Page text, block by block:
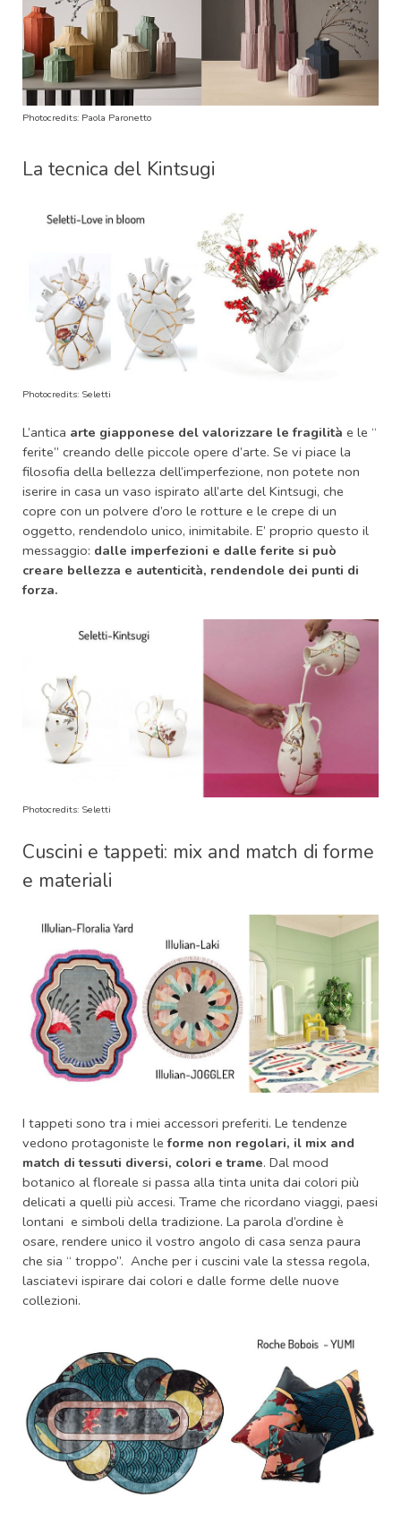
Photocredits: Paola Paronetto
La tecnica del Kintsugi
Photocredits: Seletti
L’antica arte giapponese del valorizzare le fragilità e le “
ferite” creando delle piccole opere d’arte. Se vi piace la
filosofia della bellezza dell’imperfezione, non potete non
iserire in casa un vaso ispirato all’arte del Kintsugi, che
copre con un polvere d’oro le rotture e le crepe di un
oggetto, rendendolo unico, inimitabile. E’ proprio questo il
messaggio: dalle imperfezioni e dalle ferite si può
creare bellezza e autenticità, rendendole dei punti di
forza.
Photocredits: Seletti
Cuscini e tappeti: mix and match di forme
e materiali
I tappeti sono tra i miei accessori preferiti. Le tendenze
vedono protagoniste leforme non regolari, il mix and
match di tessuti diversi, colori e trame. Dal mood
botanico al floreale si passa alla tinta unita dai colori più
delicati a quelli più accesi. Trame che ricordano viaggi, paesi
lontani e simboli della tradizione. La parola d’ordine è
osare, rendere unico il vostro angolo di casa senza paura
che sia “ troppo”. Anche per i cuscini vale la stessa regola,
lasciatevi ispirare dai colori e dalle forme delle nuove
collezioni.